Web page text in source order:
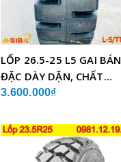
LỐP 26.5-25 L5 GAI BÁN
ĐẶC DÀY DẶN, CHẤT
LƯỢNG
3.600.000₫